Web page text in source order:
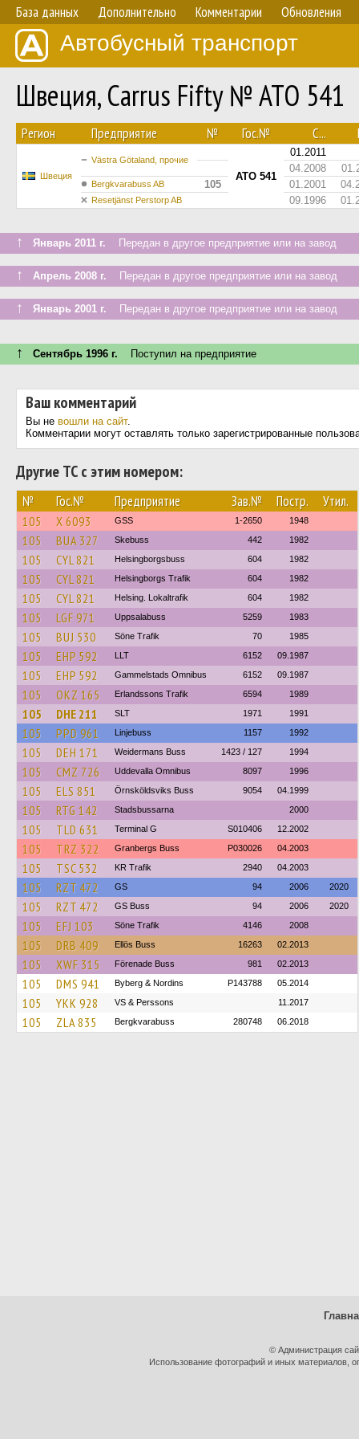
База данных Дополнительно Комментарии Обновления
Автобусный транспорт
Швеция, Carrus Fifty № ATO 541
Регион Предприятие № Гос.№ С...
Швеция
Västra Götaland, прочие
ATO 541
01.2011
04.2008
Bergkvarabuss AB 105 01.2001
Resetjänst Perstorp AB 09.1996
↑ Январь 2011 г. Передан в другое предприятие или на завод
↑ Апрель 2008 г. Передан в другое предприятие или на завод
↑ Январь 2001 г. Передан в другое предприятие или на завод
↑ Сентябрь 1996 г. Поступил на предприятие
Ваш комментарий
Вы не вошли на сайт.
Комментарии могут оставлять только зарегистрированные
Другие ТС с этим номером:
№ Гос.№ Предприятие Зав.№ Постр. Утил.
105 X 6093 GSS 1-2650 1948
105 BUA 327 Skebuss 442 1982
105 CYL 821 Helsingborgsbuss 604 1982
105 CYL 821 Helsingborgs Trafik 604 1982
105 CYL 821 Helsing. Lokaltrafik 604 1982
105 LGF 971 Uppsalabuss 5259 1983
105 BUJ 530 Söne Trafik 70 1985
105 EHP 592 LLT 6152 09.1987
105 EHP 592 Gammelstads Omnibus 6152 09.1987
105 OKZ 165 Erlandssons Trafik 6594 1989
105 DHE 211 SLT 1971 1991
105 PPD 961 Linjebuss 1157 1992
105 DEH 171 Weidermans Buss 1423 / 127 1994
105 CMZ 726 Uddevalla Omnibus 8097 1996
105 ELS 851 Örnsköldsviks Buss 9054 04.1999
105 RTG 142 Stadsbussarna 2000
105 TLD 631 Terminal G S010406 12.2002
105 TRZ 322 Granbergs Buss P030026 04.2003
105 TSC 532 KR Trafik 2940 04.2003
105 RZT 472 GS 94 2006 2020
105 RZT 472 GS Buss 94 2006 2020
105 EFJ 103 Söne Trafik 4146 2008
105 DRB 409 Ellös Buss 16263 02.2013
105 XWF 315 Förenade Buss 981 02.2013
105 DMS 941 Byberg & Nordins P143788 05.2014
105 YKK 928 VS & Perssons 11.2017
105 ZLA 835 Bergkvarabuss 280748 06.2018
© Администрация
Использование фотографий и иных материалов,